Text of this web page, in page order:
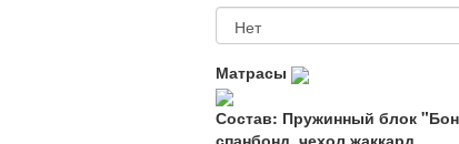
Матрасы
Состав: Пружинный блок
спанбонд, чехол жаккард